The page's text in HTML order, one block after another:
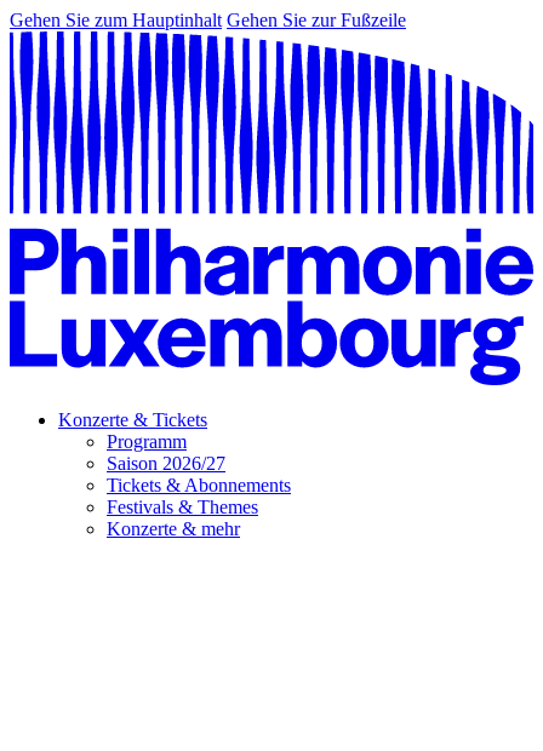
Gehen Sie zum Hauptinhalt Gehen Sie zur Fußzeile
Konzerte & Tickets
Programm
Saison 2026/27
Tickets & Abonnements
Festivals & Themes
Konzerte & mehr